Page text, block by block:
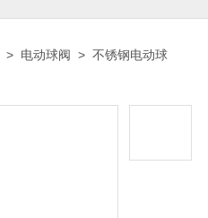
> 电动球阀 >不锈钢电动球